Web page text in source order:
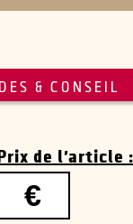
& CONSEIL
de l'article :
€